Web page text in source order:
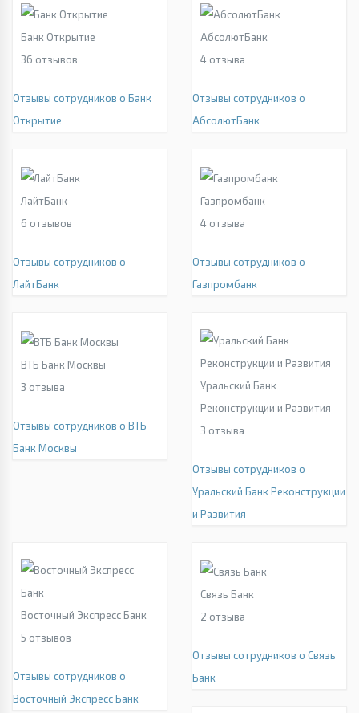
Банк Открытие
36 отзывов
Отзывы сотрудников о Банк
Открытие
АбсолютБанк
4 отзыва
Отзывы сотрудников о
АбсолютБанк
ЛайтБанк
6 отзывов
Отзывы сотрудников о
ЛайтБанк
Газпромбанк
4 отзыва
Отзывы сотрудников о
Газпромбанк
ВТБ Банк Москвы
3 отзыва
Отзывы сотрудников о ВТБ
Банк Москвы
Уральский Банк
Реконструкции и Развития
3 отзыва
Отзывы сотрудников о
Уральский Банк Реконструкции
и Развития
Восточный Экспресс Банк
5 отзывов
Отзывы сотрудников о
Восточный Экспресс Банк
Связь Банк
2 отзыва
Отзывы сотрудников о Связь
Банк